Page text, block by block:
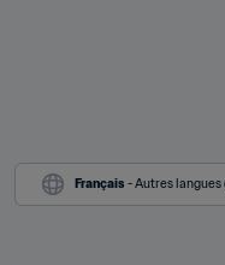
Français - Autres langues